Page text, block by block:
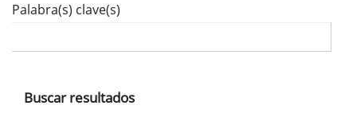
Palabra(s) clave(s)
Buscar resultados